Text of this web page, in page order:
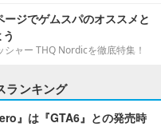
ジでゲムスパのオススメと
ャー THQ Nordicを徹底特集！
ランキング
』は『GTA6』との発売時